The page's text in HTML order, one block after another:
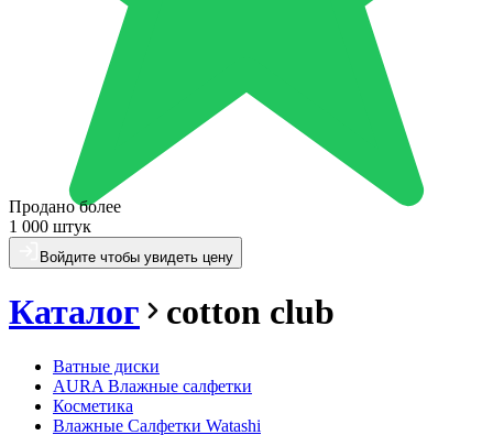
Продано более
1 000 штук
Войдите чтобы увидеть цену
Каталог cotton club
Ватные диски
AURA Влажные салфетки
Косметика
Влажные Салфетки Watashi